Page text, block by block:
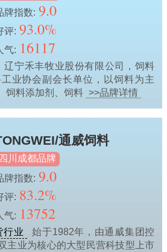
牌指数: 9.0
评: 93.0%
气: 16117
辽宁禾丰牧业股份有限公司，饲料
业协会副会长单位，以饲料为主
饲料添加剂、饲料 >>品牌详情
通威饲料
四川成都品牌
牌指数: 9.0
评: 83.2%
气: 13752
行业
始于1982年，由通威集团控
主业为核心的大型民营科技型上市